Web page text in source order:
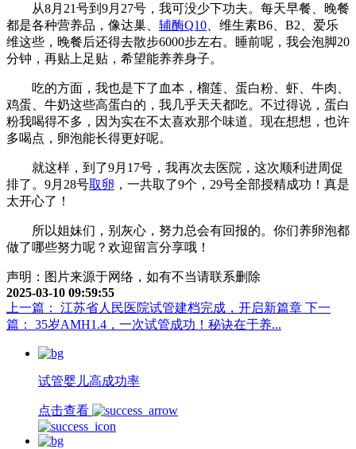
从8月21号到9月27号，我可没少下功夫。每天早餐、晚餐
都是各种营养品，像达巢、 辅酶Q10 、维生素B6、B2、爱乐
维这些，晚餐后还得去散步6000步左右。睡前呢，我会泡脚20
分钟，再贴上足贴，希望能养养身子。
吃的方面，我也是下了血本，榴莲、蛋白粉、虾、牛肉、
鸡蛋、牛奶这些高蛋白的，我几乎天天都吃。不过得说，蛋白
粉我喝得不多，因为实在不太喜欢那个味道。现在想想，也许
多喝点，卵泡能长得更好呢。
就这样，到了9月17号，我再次去医院，这次顺利进周促
排了。9月28号取卵 ，一共取了9个，29号全部授精成功！真是
太开心了！
所以姐妹们，别灰心，努力总会有回报的。你们养卵泡都
做了哪些努力呢？欢迎留言分享哦！
声明：图片来源于网络，如有不当请联系删除
2025-03-10 09:59:55
上一篇： 江苏省人民医院试管建档完成，开启新篇章 下一
篇： 35岁AMH1.4，一次试管成功！秘诀在于养...
试管婴儿高成功率
点击查看